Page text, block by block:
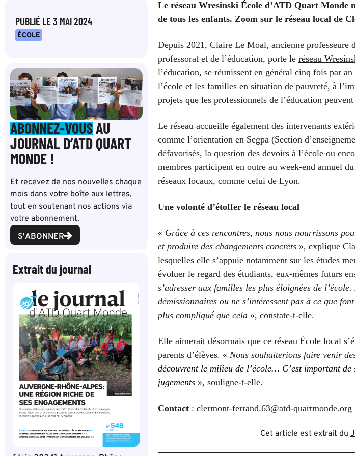
PUBLIÉ LE 3 MAI 2024
ÉCOLE
ABONNEZ-VOUSAU
JOURNAL D’ATD QUART
MONDE !
Et recevez de nos nouvelles chaque
mois dans votre boîte aux lettres,
tout en soutenant nos actions via
votre abonnement.
S'ABONNER
Extrait du journal
Le réseau Wresinski École d’ATD Quart Monde
de tous les enfants. Zoom sur le réseau local de
Depuis 2021, Claire Le Moal, ancienne professeure
professorat et de l’éducation, porte le réseau
l’éducation, se réunissent en général cinq fois par an
l’école et les familles en situation de pauvreté, à
projets que les professionnels de l’éducation
Le réseau accueille également des intervenants
comme l’orientation en Segpa (Section
défavorisés, la question des devoirs à l’école ou
membres participent en outre au week-end annuel
réseaux locaux, comme celui de Lyon.
Une volonté d’étoffer le réseau local
« Grâce à ces rencontres, nous nous nourrissons
et produire des changements concrets », explique
lesquelles elle s’appuie notamment sur les études
évoluer le regard des étudiants, eux-mêmes futurs
s’adresser aux familles les plus éloignées de l’école.
démissionnaires ou ne s’intéressent pas à ce que font
plus compliqué que cela », constate-t-elle.
Elle aimerait désormais que ce réseau École local
parents d’élèves. « Nous souhaiterions faire venir
découvrent le milieu de l’école… C’est important
jugements », souligne-t-elle.
Contact : clermont-ferrand.63@atd-quartmonde.org
Cet article est extrait du